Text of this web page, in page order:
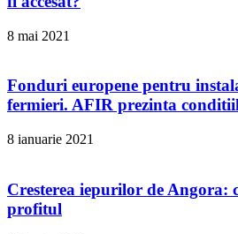
8 mai 2021
Fonduri europene pentru
fermieri. AFIR prezinta
8 ianuarie 2021
Cresterea iepurilor de
profitul